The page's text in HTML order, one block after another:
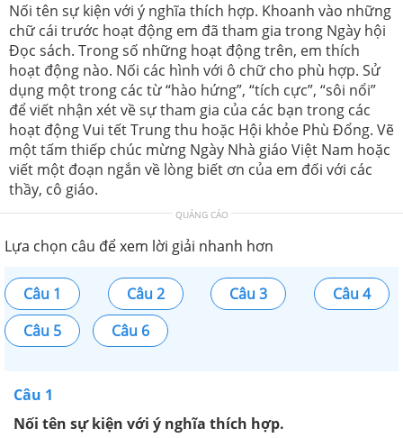
Nối tên sự kiện với ý nghĩa thích hợp. Khoanh vào những
chữ cái trước hoạt động em đã tham gia trong Ngày hội
Đọc sách. Trong số những hoạt động trên, em thích
hoạt động nào. Nối các hình với ô chữ cho phù hợp. Sử
dụng một trong các từ “hào hứng”, “tích cực”, “sôi nổi”
để viết nhận xét về sự tham gia của các bạn trong các
hoạt động Vui tết Trung thu hoặc Hội khỏe Phù Đổng. Vẽ
một tấm thiếp chúc mừng Ngày Nhà giáo Việt Nam hoặc
viết một đoạn ngắn về lòng biết ơn của em đối với các
thầy, cô giáo.
QUẢNG CÁO
Lựa chọn câu để xem lời giải nhanh hơn
Câu 1 Câu 2 Câu 3
Câu 4
Câu 5
Câu 6
Câu 1
Nối tên sự kiện với ý nghĩa thích hợp.